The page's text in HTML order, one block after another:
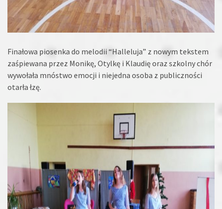
Finałowa piosenka do melodii “Halleluja” z nowym tekstem
zaśpiewana przez Monikę, Otylkę i Klaudię oraz szkolny chór
wywołała mnóstwo emocji i niejedna osoba z publiczności
otarła łzę.